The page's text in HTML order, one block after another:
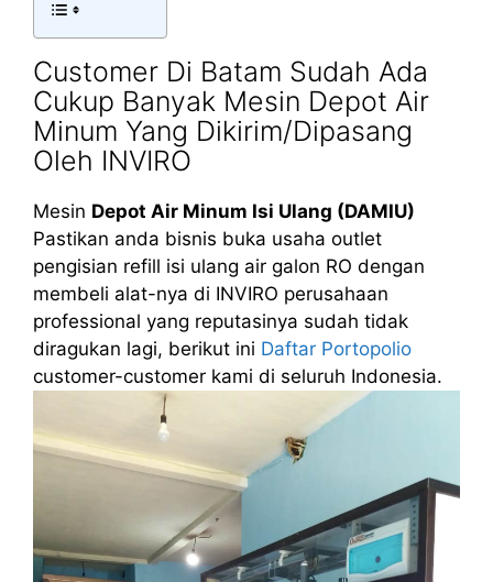
Customer Di Batam Sudah Ada
Cukup Banyak Mesin Depot Air
Minum Yang Dikirim/Dipasang
Oleh INVIRO
Mesin Depot Air Minum Isi Ulang (DAMIU)
Pastikan anda bisnis buka usaha outlet
pengisian refill isi ulang air galon RO dengan
membeli alat-nya di INVIRO perusahaan
professional yang reputasinya sudah tidak
diragukan lagi, berikut ini Daftar Portopolio
customer-customer kami di seluruh Indonesia.